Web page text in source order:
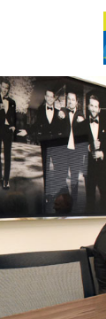
Skip
to
content